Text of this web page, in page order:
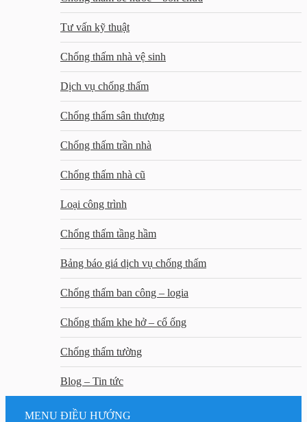
Tư vấn kỹ thuật
Chống thấm nhà vệ sinh
Dịch vụ chống thấm
Chống thấm sân thượng
Chống thấm trần nhà
Chống thấm nhà cũ
Loại công trình
Chống thấm tầng hầm
Bảng báo giá dịch vụ chống thấm
Chống thấm ban công – logia
Chống thấm khe hở – cổ ống
Chống thấm tường
Blog – Tin tức
MENU ĐIỀU HƯỚNG